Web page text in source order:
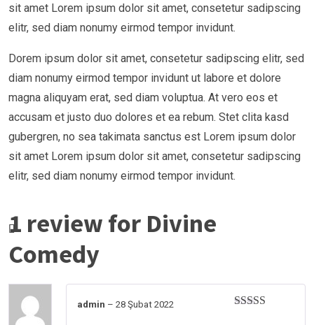
sit amet Lorem ipsum dolor sit amet, consetetur sadipscing
elitr, sed diam nonumy eirmod tempor invidunt.
Dorem ipsum dolor sit amet, consetetur sadipscing elitr, sed
diam nonumy eirmod tempor invidunt ut labore et dolore
magna aliquyam erat, sed diam voluptua. At vero eos et
accusam et justo duo dolores et ea rebum. Stet clita kasd
gubergren, no sea takimata sanctus est Lorem ipsum dolor
sit amet Lorem ipsum dolor sit amet, consetetur sadipscing
elitr, sed diam nonumy eirmod tempor invidunt.
1 review for Divine
Comedy
admin – 28 Şubat 2022